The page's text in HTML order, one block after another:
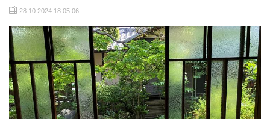
28.10.2024 18:05:06